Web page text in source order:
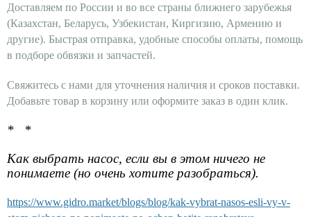
Доставляем по России и во все страны ближнего зарубежья
(Казахстан, Беларусь, Узбекистан, Киргизию, Армению и
другие). Быстрая отправка, удобные способы оплаты, помощь
в подборе обвязки и запчастей.
Свяжитесь с нами для уточнения наличия и сроков поставки.
Добавьте товар в корзину или оформите заказ в один клик.
* *
Как выбрать насос, если вы в этом ничего не
понимаете (но очень хотите разобраться).
https://www.gidro.market/blogs/blog/kak-vybrat-nasos-esli-vy-v-